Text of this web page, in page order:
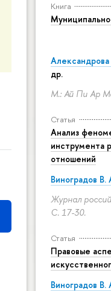
Книга
Александрова
др.
М.: Ай Пи Ар
Статья
Анализ
инструмента
отношений
Виноградов В.
Журнал
С. 17-30.
Статья
Правовые
Виноградов В.